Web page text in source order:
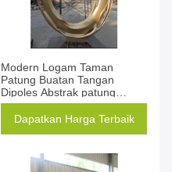
Modern Logam Taman
Patung Buatan Tangan
Dipoles Abstrak patung
Logam
Dapatkan Harga Terbaik